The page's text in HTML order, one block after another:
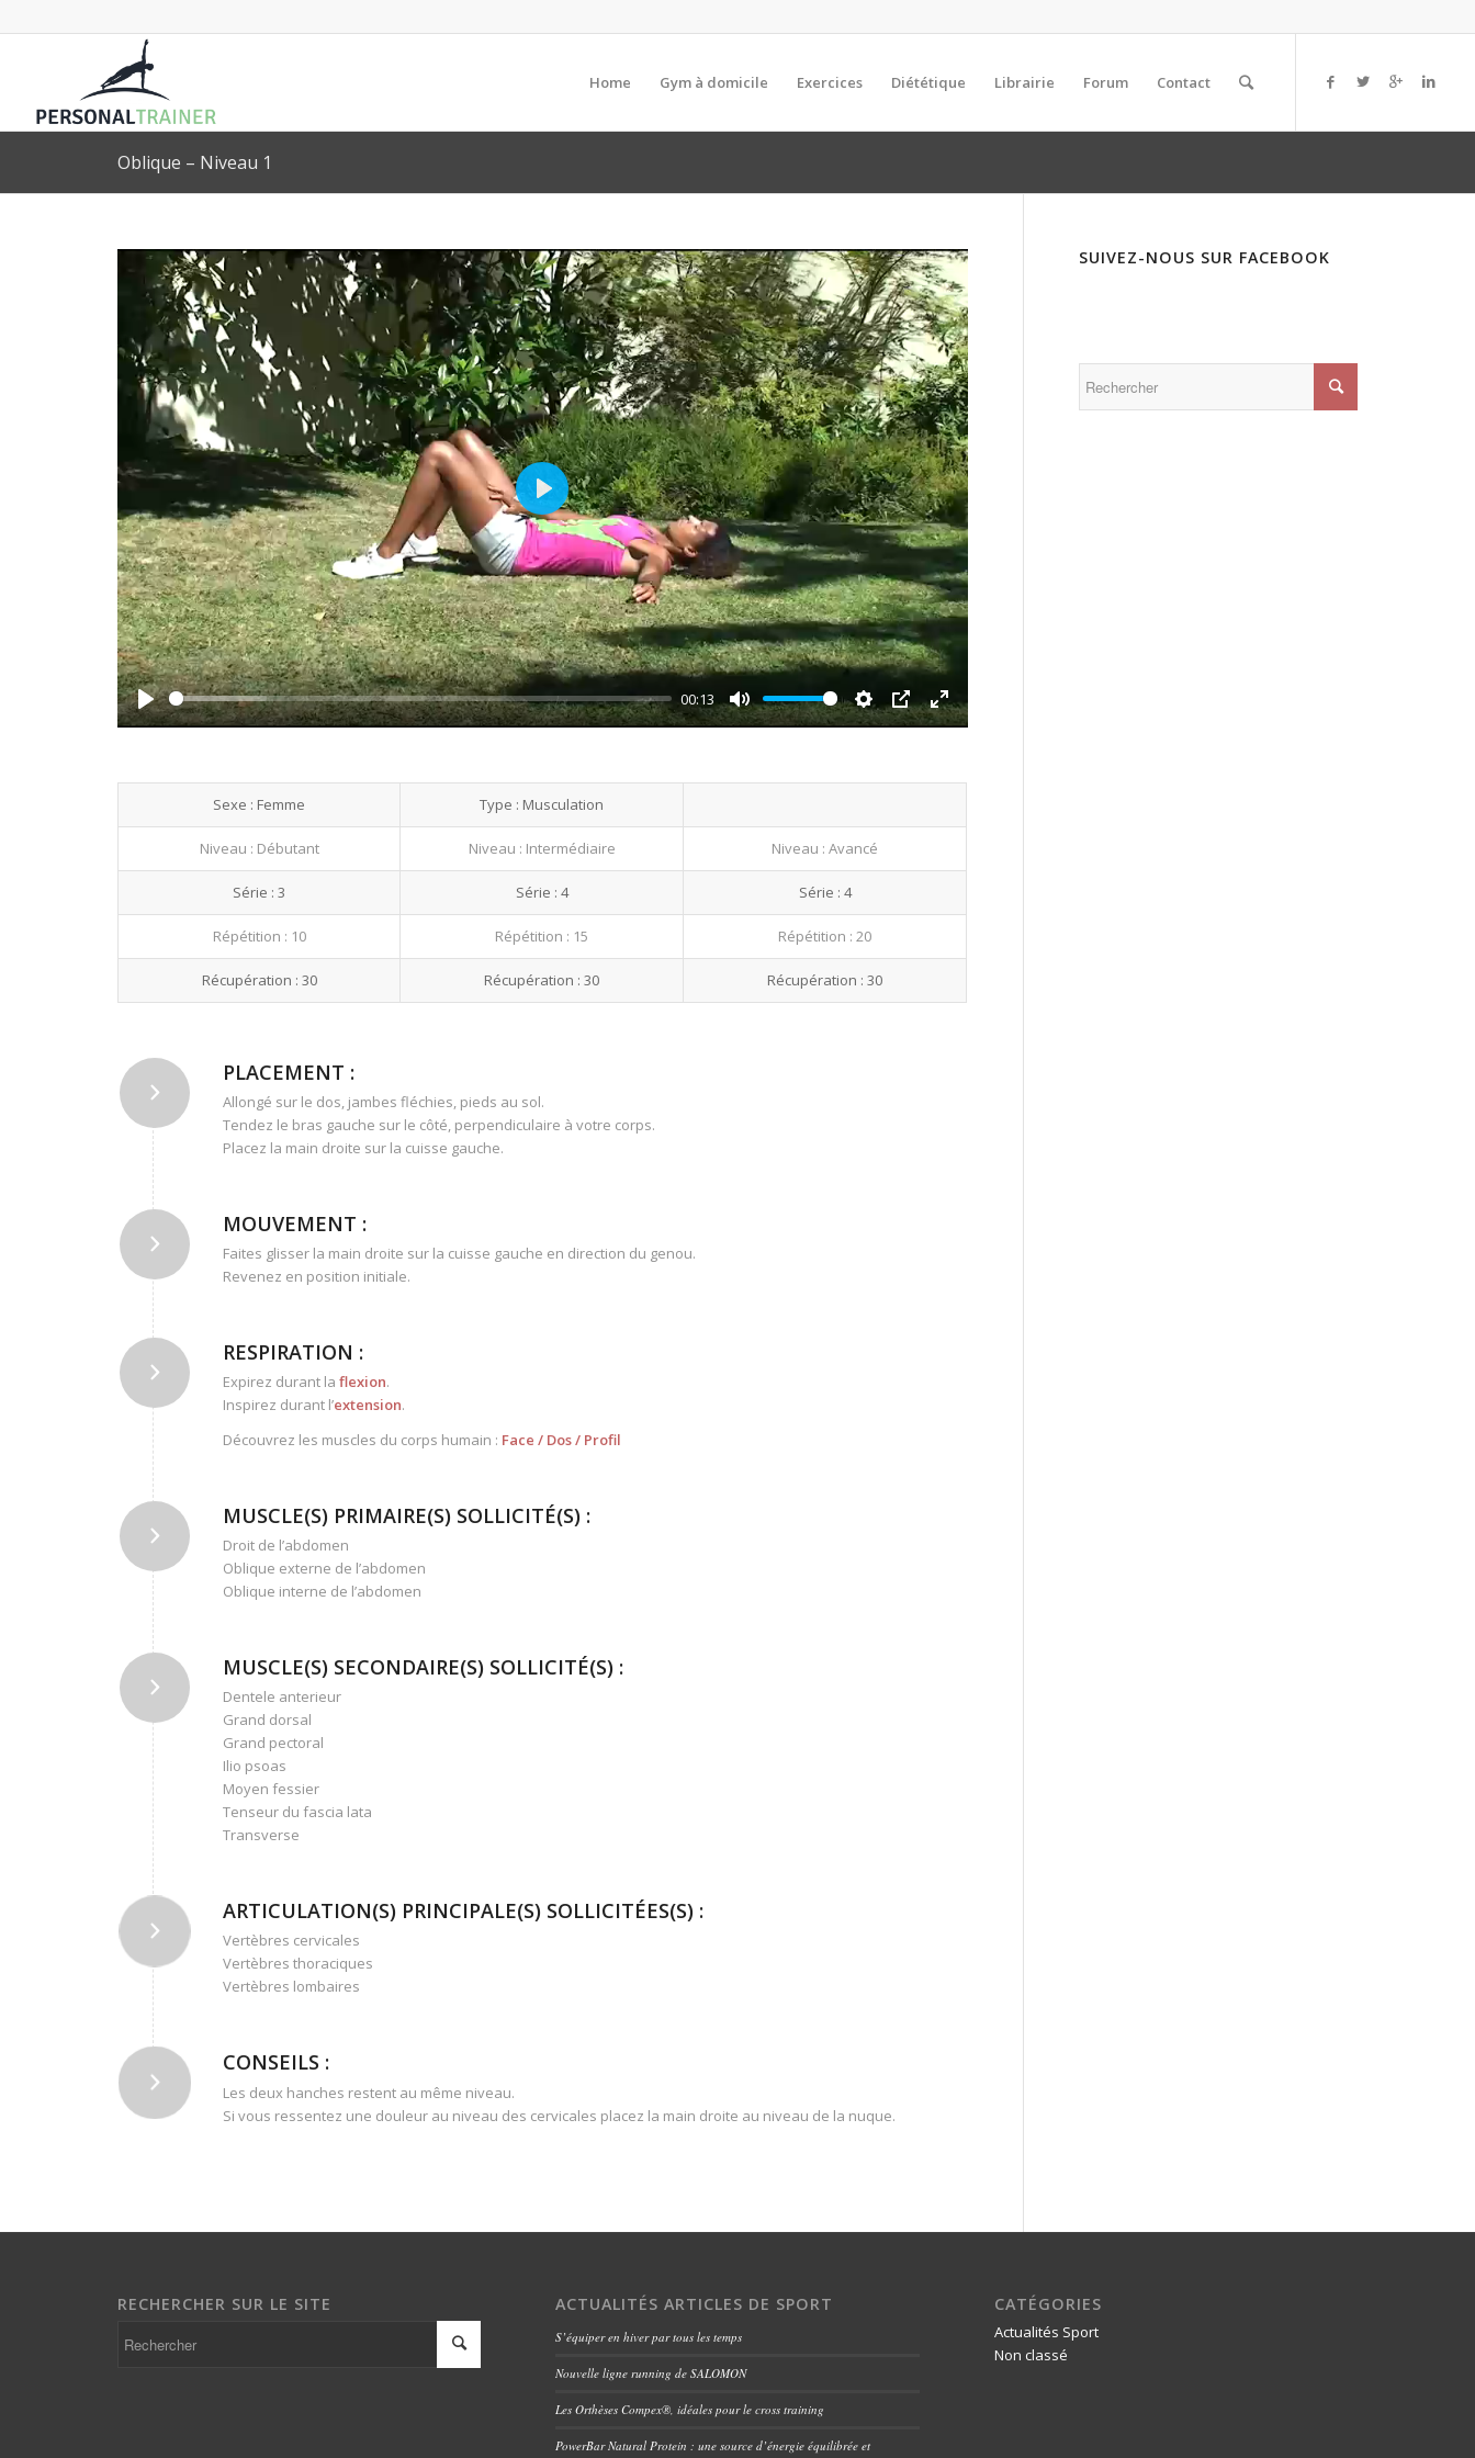
Home Gym à domicile Exercices Diététique Librairie Forum Contact
Oblique – Niveau 1
Play
00:13
Mute
Settings
PIP
Enter
Play
Sexe : Femme Type : Musculation
Niveau : Débutant Niveau : Intermédiaire Niveau : Avancé
Série : 3 Série : 4 Série : 4
Répétition : 10 Répétition : 15 Répétition : 20
Récupération : 30 Récupération : 30 Récupération : 30
PLACEMENT :
Allongé sur le dos, jambes fléchies, pieds au sol.
Tendez le bras gauche sur le côté, perpendiculaire à votre corps.
Placez la main droite sur la cuisse gauche.
MOUVEMENT :
Faites glisser la main droite sur la cuisse gauche en direction du genou.
Revenez en position initiale.
RESPIRATION :
Expirez durant la flexion.
Inspirez durant l’extension.
Découvrez les muscles du corps humain : Face / Dos/ Profil
MUSCLE(S) PRIMAIRE(S) SOLLICITÉ(S) :
Droit de l’abdomen
Oblique externe de l’abdomen
Oblique interne de l’abdomen
MUSCLE(S) SECONDAIRE(S) SOLLICITÉ(S) :
Dentele anterieur
Grand dorsal
Grand pectoral
Ilio psoas
Moyen fessier
Tenseur du fascia lata
Transverse
ARTICULATION(S) PRINCIPALE(S) SOLLICITÉES(S) :
Vertèbres cervicales
Vertèbres thoraciques
Vertèbres lombaires
CONSEILS :
Les deux hanches restent au même niveau.
Si vous ressentez une douleur au niveau des cervicales placez la main droite au niveau de la nuque.
SUIVEZ-NOUS SUR FACEBOOK
RECHERCHER SUR LE SITE ACTUALITÉS ARTICLES DE SPORT
S’équiper en hiver par tous les temps
Nouvelle ligne running de SALOMON
Les Orthèses Compex®, idéales pour le cross training
PowerBar Natural Protein : une source d’énergie équilibrée et
CATÉGORIES
Actualités Sport
Non classé